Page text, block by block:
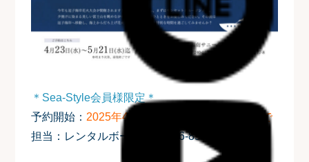
＊Sea-Style会員様限定＊
予約開始： 2025年4月23日(水)～5月21日(水)まで
担当：レンタルボート課
☎046-857-2700